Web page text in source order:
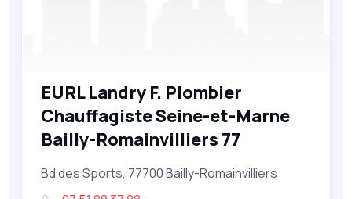
EURL Landry F. Plombier
Chauffagiste Seine-et-Marne
Bailly-Romainvilliers 77
Bd des Sports, 77700 Bailly-Romainvilliers